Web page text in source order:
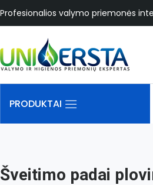
Profesionalios valymo priemonės
PRODUKTAI
Šveitimo padai